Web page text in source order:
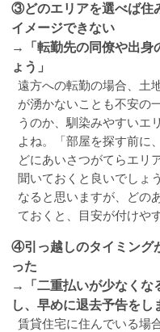
③どのエリアを選べば住
イメージできない
→「転勤先の同僚や出身
ょう」
遠方への転勤の場合、土
が湧かないことも不安の
うのか、馴染みやすいエ
よね。「部屋を探す前に
どにあいさつがてらエリ
聞いておくと良いでしょ
なると思いますが、どの
ておくと、目安が付けや
④引っ越しのタイミング
った
→「二重払いが少なくな
し、早めに退去予告をし
賃貸住宅に住んでいる場